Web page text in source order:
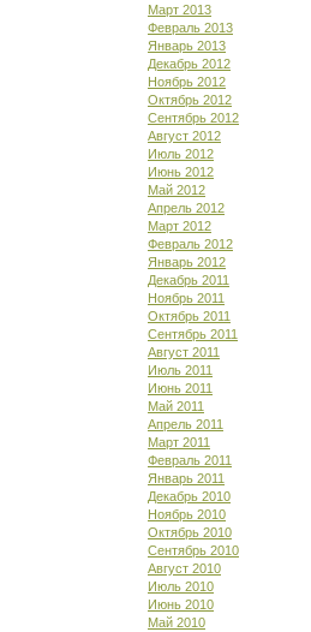
Март 2013
Февраль 2013
Январь 2013
Декабрь 2012
Ноябрь 2012
Октябрь 2012
Сентябрь 2012
Август 2012
Июль 2012
Июнь 2012
Май 2012
Апрель 2012
Март 2012
Февраль 2012
Январь 2012
Декабрь 2011
Ноябрь 2011
Октябрь 2011
Сентябрь 2011
Август 2011
Июль 2011
Июнь 2011
Май 2011
Апрель 2011
Март 2011
Февраль 2011
Январь 2011
Декабрь 2010
Ноябрь 2010
Октябрь 2010
Сентябрь 2010
Август 2010
Июль 2010
Июнь 2010
Май 2010